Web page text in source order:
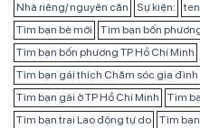
Nhà riêng/ nguyên căn
Sự kiện:
Tìm bạn bè mới
Tìm bạn bốn
Tìm bạn bốn phương TP Hồ Chí Minh
Tìm bạn gái thích Chăm sóc gia đình
Tìm bạn gái ở TP Hồ Chí Minh
Tìm
Tìm bạn trai Lao động tự do
Tìm